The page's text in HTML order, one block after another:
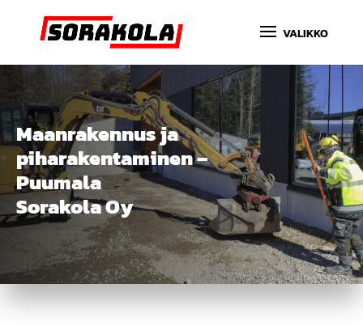
Maanrakennus ja
piharakentaminen –
Puumala
Sorakola Oy